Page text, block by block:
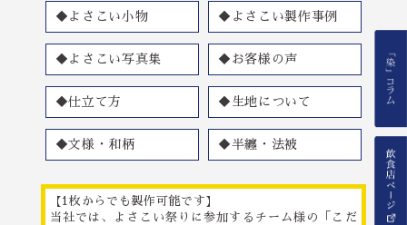
◆よさこい小物 ◆よさこい製作事例
◆よさこい写真集 ◆お客様の声
◆仕立て方 ◆生地について
◆文様・和柄 ◆半纏・法被
【1枚からでも製作可能です】
当社では、よさこい祭りに参加するチーム様の「こだ